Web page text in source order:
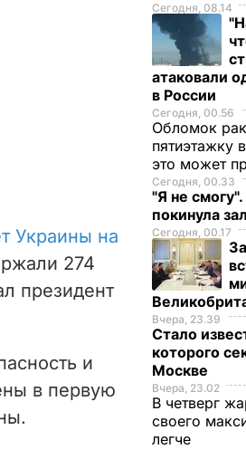
Украины на
274
президент
и
в первую
Сегодня, 08.14
атаковали
в России
Сегодня, 00.56
Обломок
пятиэтажку
это может
Сегодня, 00.33
"Я не
покинула
Сегодня, 00.17
Вчера, 23.39
Стало
которого
Москве
Вчера, 23.02
В четверг
своего
легче